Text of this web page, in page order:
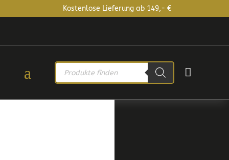
Kostenlose Lieferung ab 149,- €
PRODUCTS
SEARCH
